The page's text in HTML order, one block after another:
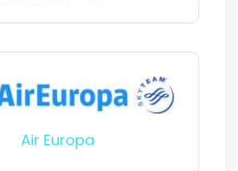
Air Europa